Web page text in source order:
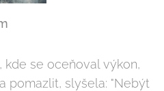
kde se oceňoval výkon,
pomazlit, slyšela: "Nebýt